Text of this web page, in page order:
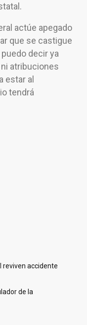
actúe apegado
que se castigue
decir ya
atribuciones
estar al
tendrá
reviven accidente
de la